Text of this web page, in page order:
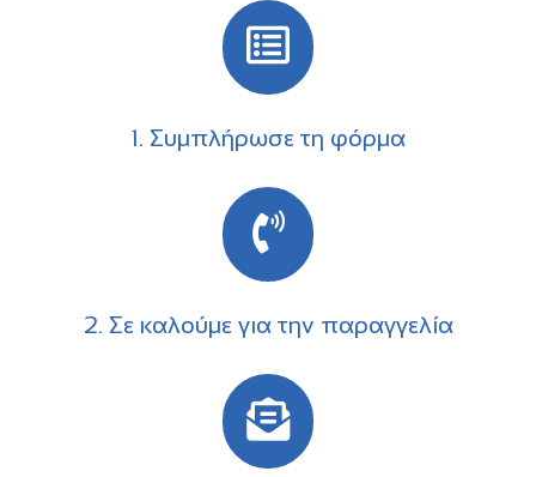
1. Συμπλήρωσε τη φόρμα
2. Σε καλούμε για την παραγγελία